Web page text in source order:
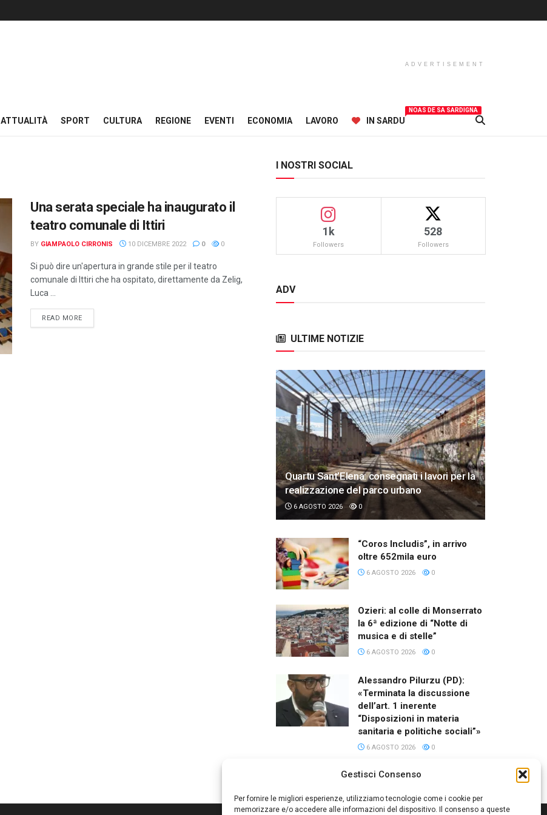
Gestisci Consenso
Per fornire le migliori esperienze, utilizziamo tecnologie come i cookie per
memorizzare e/o accedere alle informazioni del dispositivo. Il consenso a queste
ADVERTISEMENT
ATTUALITÀ SPORT CULTURA REGIONE EVENTI ECONOMIA LAVORO IN SARDU
NOAS DE SA SARDIGNA
Una serata speciale ha inaugurato il
teatro comunale di Ittiri
BY GIAMPAOLO CIRRONIS 10 DICEMBRE 2022 0 0
Si può dire un'apertura in grande stile per il teatro
comunale di Ittiri che ha ospitato, direttamente da Zelig,
Luca ...
READ MOREDETAILS
I NOSTRI SOCIAL
1k
Followers
528
Followers
ADV
ULTIME NOTIZIE
Quartu Sant’Elena: consegnati i lavori per la
realizzazione del parco urbano
6 AGOSTO 2026 0
“Coros Includis”, in arrivo
oltre 652mila euro
6 AGOSTO 2026 0
Ozieri: al colle di Monserrato
la 6ª edizione di “Notte di
musica e di stelle”
6 AGOSTO 2026 0
Alessandro Pilurzu (PD):
«Terminata la discussione
dell’art. 1 inerente
“Disposizioni in materia
sanitaria e politiche sociali”»
6 AGOSTO 2026 0